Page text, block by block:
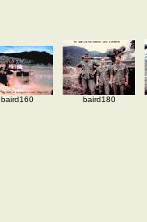
baird160 baird180